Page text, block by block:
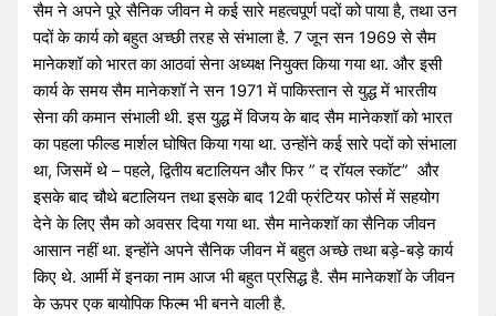
सैम ने अपने पूरे सैनिक जीवन मे कई सारे महत्वपूर्ण पदों को पाया है, तथा उन
पदों के कार्य को बहुत अच्छी तरह से संभाला है. 7 जून सन 1969 से सैम
मानेकशॉ को भारत का आठवां सेना अध्यक्ष नियुक्त किया गया था. और इसी
कार्य के समय सैम मानेकशॉ ने सन 1971 में पाकिस्तान से युद्ध में भारतीय
सेना की कमान संभाली थी. इस युद्ध में विजय के बाद सैम मानेकशॉ को भारत
का पहला फील्ड मार्शल घोषित किया गया था. उन्होंने कई सारे पदों को संभाला
था, जिसमें थे – पहले, द्वितीय बटालियन और फिर ” द रॉयल स्कॉट” और
इसके बाद चौथे बटालियन तथा इसके बाद 12वी फ्रंटियर फोर्स में सहयोग
देने के लिए सैम को अवसर दिया गया था. सैम मानेकशॉ का सैनिक जीवन
आसान नहीं था. इन्होंने अपने सैनिक जीवन में बहुत अच्छे तथा बड़े-बड़े कार्य
किए थे. आर्मी में इनका नाम आज भी बहुत प्रसिद्ध है. सैम मानेकशॉ के जीवन
के ऊपर एक बायोपिक फिल्म भी बनने वाली है.